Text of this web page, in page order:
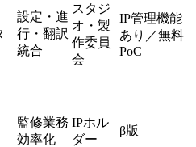
設定・進
行・翻訳
統合
スタジ
オ・製
作委員
会
IP管理機能
あり／無料
PoC
監修業務
効率化
IPホル
ダー
β版